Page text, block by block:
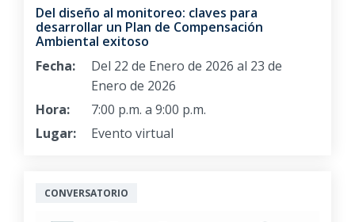
Del diseño al monitoreo: claves para
desarrollar un Plan de Compensación
Ambiental exitoso
Fecha:
Del 22 de Enero de 2026 al 23 de
Enero de 2026
Hora:
7:00 p.m. a 9:00 p.m.
Lugar:
Evento virtual
CONVERSATORIO